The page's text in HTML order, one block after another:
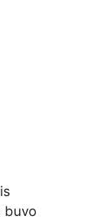
buvo